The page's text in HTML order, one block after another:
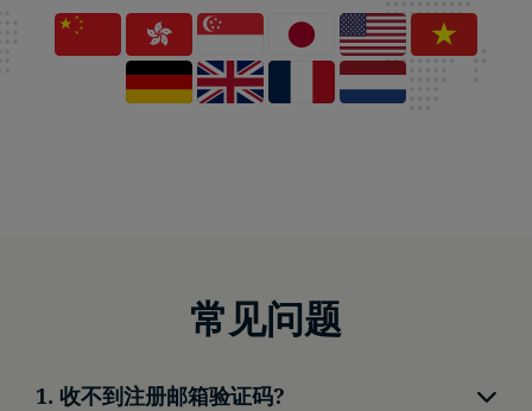
常见问题
1. 收不到注册邮箱验证码?